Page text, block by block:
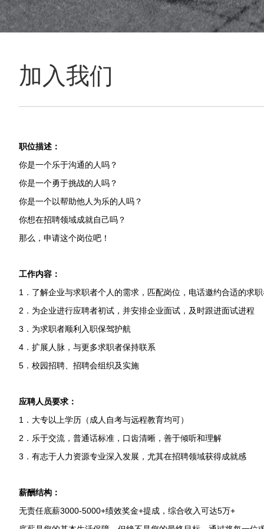
加入我们
职位描述：
你是一个乐于沟通的人吗？
你是一个勇于挑战的人吗？
你是一个以帮助他人为乐的人吗？
你想在招聘领域成就自己吗？
那么，申请这个岗位吧！
工作内容：
1．了解企业与求职者个人的需求，匹配岗位，电话邀约合适的求
2．为企业进行应聘者初试，并安排企业面试，及时跟进面试进程
3．为求职者顺利入职保驾护航
4．扩展人脉，与更多求职者保持联系
5．校园招聘、招聘会组织及实施
应聘人员要求：
1．大专以上学历（成人自考与远程教育均可）
2．乐于交流，普通话标准，口齿清晰，善于倾听和理解
3．有志于人力资源专业深入发展，尤其在招聘领域获得成就感
薪酬结构：
无责任底薪3000-5000+绩效奖金+提成，综合收入可达5万+